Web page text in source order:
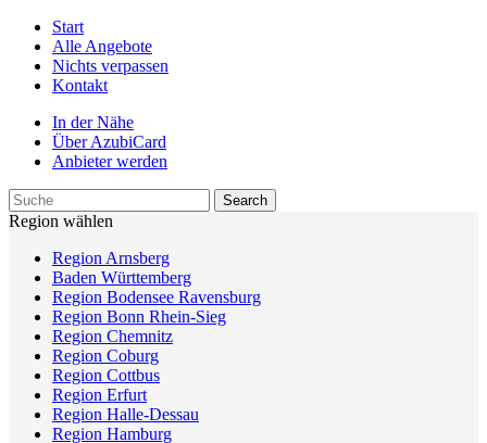
Start
Alle Angebote
Nichts verpassen
Kontakt
In der Nähe
Über AzubiCard
Anbieter werden
Region wählen
Region Arnsberg
Baden Württemberg
Region Bodensee Ravensburg
Region Bonn Rhein-Sieg
Region Chemnitz
Region Coburg
Region Cottbus
Region Erfurt
Region Halle-Dessau
Region Hamburg